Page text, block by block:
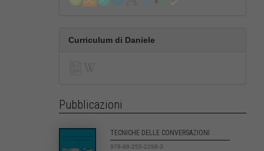
Curriculum di Daniele
Pubblicazioni
TECNICHE DELLE CONVERSAZIONI
978-88-255-2298-3